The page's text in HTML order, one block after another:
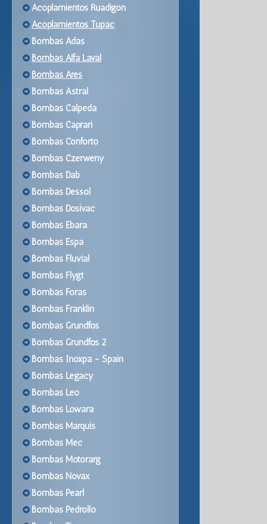
Acoplamientos Ruadigon
Acoplamientos Tupac
Bombas Adas
Bombas Alfa Laval
Bombas Ares
Bombas Astral
Bombas Calpeda
Bombas Caprari
Bombas Conforto
Bombas Czerweny
Bombas Dab
Bombas Dessol
Bombas Dosivac
Bombas Ebara
Bombas Espa
Bombas Fluvial
Bombas Flygt
Bombas Foras
Bombas Franklin
Bombas Grundfos
Bombas Grundfos 2
Bombas Inoxpa - Spain
Bombas Legacy
Bombas Leo
Bombas Lowara
Bombas Marquis
Bombas Mec
Bombas Motorarg
Bombas Novax
Bombas Pearl
Bombas Pedrollo